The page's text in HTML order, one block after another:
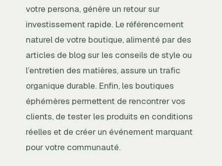
votre persona, génère un retour sur
investissement rapide. Le référencement
naturel de votre boutique, alimenté par des
articles de blog sur les conseils de style ou
l’entretien des matières, assure un trafic
organique durable. Enfin, les boutiques
éphémères permettent de rencontrer vos
clients, de tester les produits en conditions
réelles et de créer un événement marquant
pour votre communauté.